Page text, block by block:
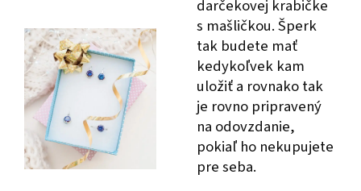
darčekovej krabičke
s mašličkou. Šperk
tak budete mať
kedykoľvek kam
uložiť a rovnako tak
je rovno pripravený
na odovzdanie,
pokiaľ ho nekupujete
pre seba.